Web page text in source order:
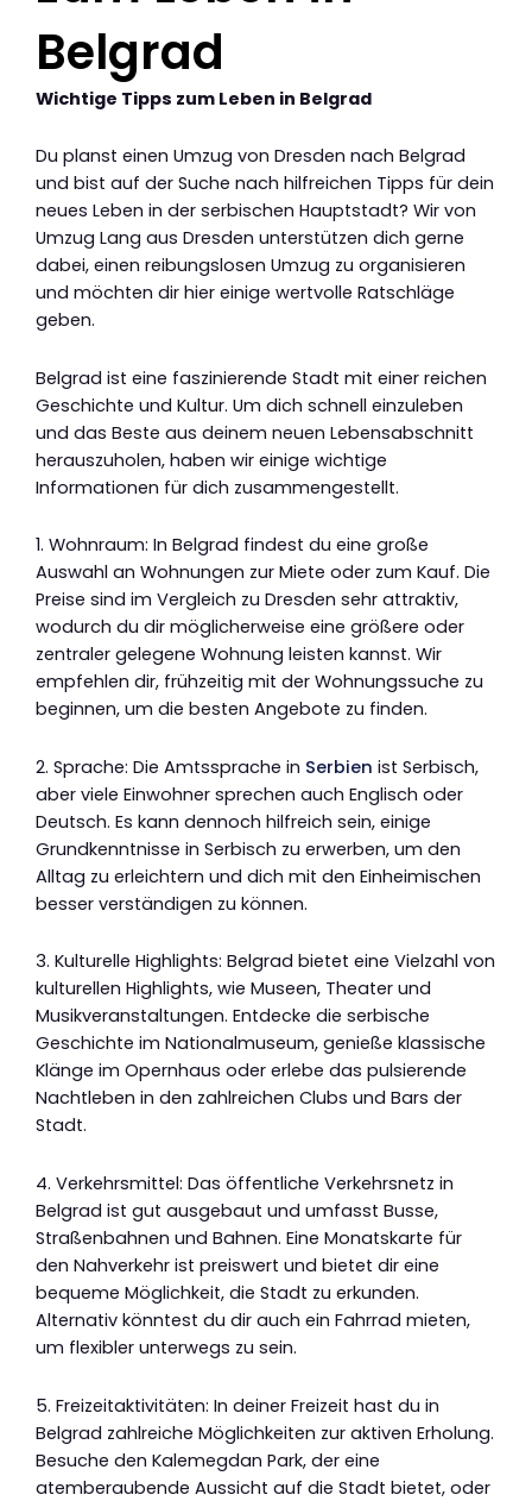
Belgrad
Wichtige Tipps zum Leben in Belgrad
Du planst einen Umzug von Dresden nach Belgrad
und bist auf der Suche nach hilfreichen Tipps für dein
neues Leben in der serbischen Hauptstadt? Wir von
Umzug Lang aus Dresden unterstützen dich gerne
dabei, einen reibungslosen Umzug zu organisieren
und möchten dir hier einige wertvolle Ratschläge
geben.
Belgrad ist eine faszinierende Stadt mit einer reichen
Geschichte und Kultur. Um dich schnell einzuleben
und das Beste aus deinem neuen Lebensabschnitt
herauszuholen, haben wir einige wichtige
Informationen für dich zusammengestellt.
1. Wohnraum: In Belgrad findest du eine große
Auswahl an Wohnungen zur Miete oder zum Kauf. Die
Preise sind im Vergleich zu Dresden sehr attraktiv,
wodurch du dir möglicherweise eine größere oder
zentraler gelegene Wohnung leisten kannst. Wir
empfehlen dir, frühzeitig mit der Wohnungssuche zu
beginnen, um die besten Angebote zu finden.
2. Sprache: Die Amtssprache in Serbien ist Serbisch,
aber viele Einwohner sprechen auch Englisch oder
Deutsch. Es kann dennoch hilfreich sein, einige
Grundkenntnisse in Serbisch zu erwerben, um den
Alltag zu erleichtern und dich mit den Einheimischen
besser verständigen zu können.
3. Kulturelle Highlights: Belgrad bietet eine Vielzahl von
kulturellen Highlights, wie Museen, Theater und
Musikveranstaltungen. Entdecke die serbische
Geschichte im Nationalmuseum, genieße klassische
Klänge im Opernhaus oder erlebe das pulsierende
Nachtleben in den zahlreichen Clubs und Bars der
Stadt.
4. Verkehrsmittel: Das öffentliche Verkehrsnetz in
Belgrad ist gut ausgebaut und umfasst Busse,
Straßenbahnen und Bahnen. Eine Monatskarte für
den Nahverkehr ist preiswert und bietet dir eine
bequeme Möglichkeit, die Stadt zu erkunden.
Alternativ könntest du dir auch ein Fahrrad mieten,
um flexibler unterwegs zu sein.
5. Freizeitaktivitäten: In deiner Freizeit hast du in
Belgrad zahlreiche Möglichkeiten zur aktiven Erholung.
Besuche den Kalemegdan Park, der eine
atemberaubende Aussicht auf die Stadt bietet, oder